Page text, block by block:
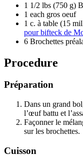
1 1/2 lbs (750 g)
1 each gros oeuf
1 c. à table (15
pour bifteck de
6 Brochettes
Procedure
Préparation
Dans un grand
l’œuf battu et
Façonner le
sur les brochettes.
Cuisson